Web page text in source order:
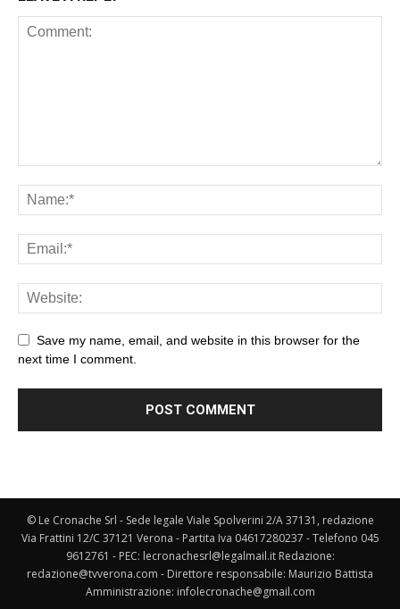
Save my name, email, and website in this browser for the
next time I comment.
© Le Cronache Srl - Sede legale Viale Spolverini 2/A 37131, redazione
Via Frattini 12/C 37121 Verona - Partita Iva 04617280237 - Telefono 045
9612761 - PEC: lecronachesrl@legalmail.it Redazione:
redazione@tvverona.com - Direttore responsabile: Maurizio Battista
Amministrazione: infolecronache@gmail.com